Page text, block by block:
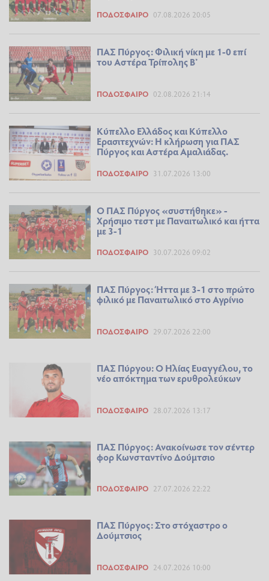
ΠΟΔΌΣΦΑΙΡΟ 07.08.2026 20:05
ΠΑΣ Πύργος: Φιλική νίκη με 1-0 επί
του Αστέρα Τρίπολης Β’
ΠΟΔΌΣΦΑΙΡΟ 02.08.2026 21:14
Κύπελλο Ελλάδος και Κύπελλο
Ερασιτεχνών: Η κλήρωση για ΠΑΣ
Πύργος και Αστέρα Αμαλιάδας.
ΠΟΔΌΣΦΑΙΡΟ 31.07.2026 13:00
Ο ΠΑΣ Πύργος «συστήθηκε» -
Χρήσιμο τεστ με Παναιτωλικό και ήττα
με 3-1
ΠΟΔΌΣΦΑΙΡΟ 30.07.2026 09:02
ΠΑΣ Πύργος: Ήττα με 3-1 στο πρώτο
φιλικό με Παναιτωλικό στο Αγρίνιο
ΠΟΔΌΣΦΑΙΡΟ 29.07.2026 22:00
ΠΑΣ Πύργου: Ο Ηλίας Ευαγγέλου, το
νέο απόκτημα των ερυθρολεύκων
ΠΟΔΌΣΦΑΙΡΟ 28.07.2026 13:17
ΠΑΣ Πύργος: Ανακοίνωσε τον σέντερ
φορ Κωνσταντίνο Δούμτσιο
ΠΟΔΌΣΦΑΙΡΟ 27.07.2026 22:22
ΠΑΣ Πύργος: Στο στόχαστρο ο
Δούμτσιος
ΠΟΔΌΣΦΑΙΡΟ 24.07.2026 10:00